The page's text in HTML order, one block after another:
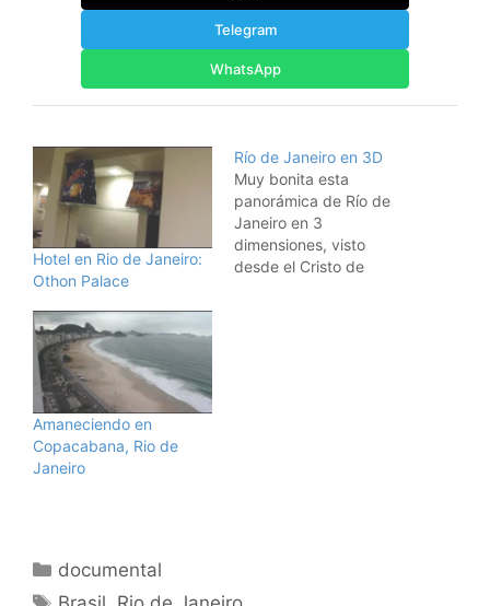
Telegram
WhatsApp
Hotel en Rio de Janeiro:
Othon Palace
Río de Janeiro en 3D
Muy bonita esta
panorámica de Río de
Janeiro en 3
dimensiones, visto
desde el Cristo de
Amaneciendo en
Copacabana, Rio de
Janeiro
Categorías
documental
Etiquetas